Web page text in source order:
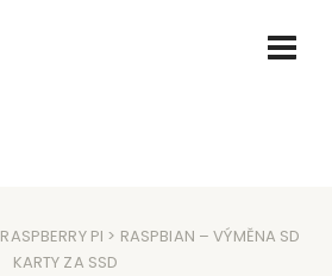
RASPBERRY PI > RASPBIAN – VÝMĚNA SD
KARTY ZA SSD